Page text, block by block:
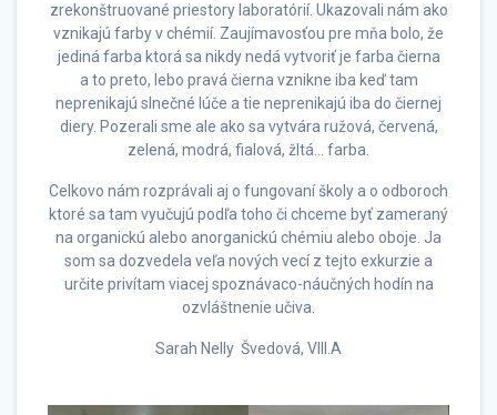
zrekonštruované priestory laboratórií. Ukazovali nám ako
vznikajú farby v chémií. Zaujímavosťou pre mňa bolo, že
jediná farba ktorá sa nikdy nedá vytvoriť je farba čierna
a to preto, lebo pravá čierna vznikne iba keď tam
neprenikajú slnečné lúče a tie neprenikajú iba do čiernej
diery. Pozerali sme ale ako sa vytvára ružová, červená,
zelená, modrá, fialová, žltá… farba.
Celkovo nám rozprávali aj o fungovaní školy a o odboroch
ktoré sa tam vyučujú podľa toho či chceme byť zameraný
na organickú alebo anorganickú chémiu alebo oboje. Ja
som sa dozvedela veľa nových vecí z tejto exkurzie a
určite privítam viacej spoznávaco-náučných hodín na
ozvláštnenie učiva.
Sarah Nelly Švedová, VIII.A